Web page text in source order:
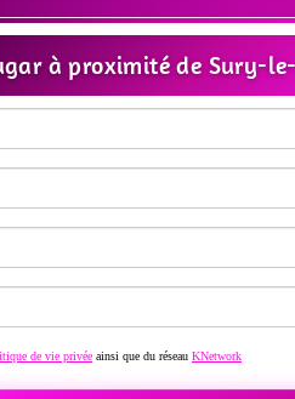
à proximité de Sury-
de vie privée ainsi que du réseau KNetwork